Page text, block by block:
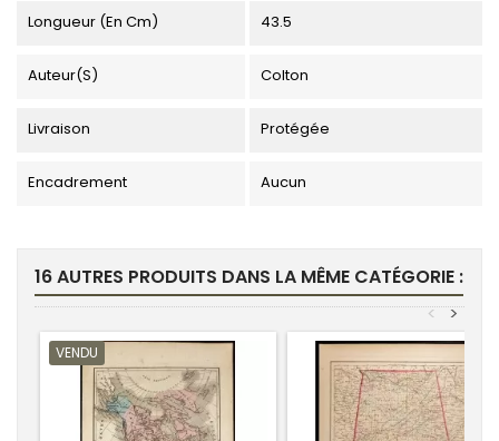
Longueur (en Cm) 43.5
Auteur(s) Colton
Livraison Protégée
Encadrement Aucun
16 AUTRES PRODUITS DANS LA MÊME CATÉGORIE :
>
<
VENDU